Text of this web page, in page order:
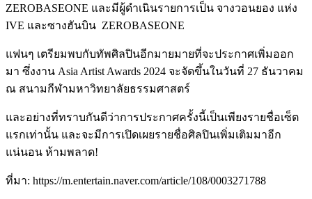
ZEROBASEONE และมีผู้ดำเนินรายการเป็น จางวอนยอง แห่ง
IVE และซางฮันบิน ZEROBASEONE
แฟนๆ เตรียมพบกับทัพศิลปินอีกมายมายที่จะประกาศเพิ่มออก
มา ซึ่งงาน Asia Artist Awards 2024 จะจัดขึ้นในวันที่ 27 ธันวาคม
ณ สนามกีฬามหาวิทยาลัยธรรมศาสตร์
และอย่างที่ทราบกันดีว่าการประกาศครั้งนี้เป็นเพียงรายชื่อเซ็ต
แรกเท่านั้น และจะมีการเปิดเผยรายชื่อศิลปินเพิ่มเติมมาอีก
แน่นอน ห้ามพลาด!
ที่มา: https://m.entertain.naver.com/article/108/0003271788